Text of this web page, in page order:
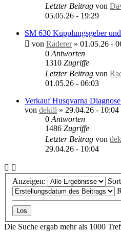
Letzter Beitrag von
05.05.26 - 19:29
SM 630 Kupplungsgeber
von Raderer» 01.05.26 -
0 Antworten
1310 Zugriffe
Letzter Beitrag von
01.05.26 - 06:03
Verkauf Husqvarna
von dekill » 29.04.26 - 10:04
0 Antworten
1486 Zugriffe
Letzter Beitrag von
29.04.26 - 10:04
Anzeigen:
Die Suche ergab mehr als 1000